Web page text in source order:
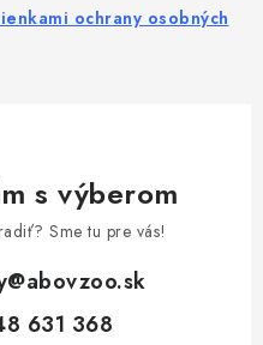
ochrany osobných
s výberom
Sme tu pre vás!
@abovzoo.sk
631 368